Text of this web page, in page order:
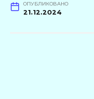
ОПУБЛИКОВАНО
21.12.2024